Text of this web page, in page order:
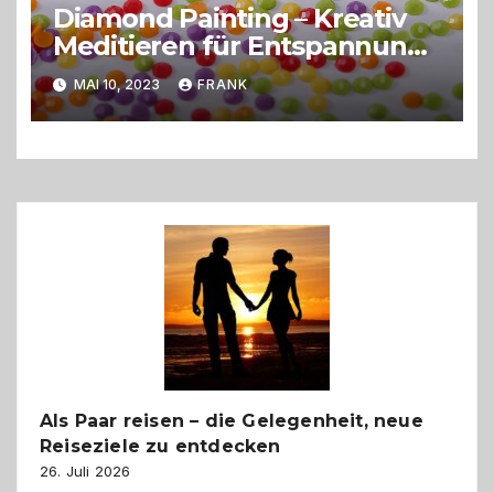
Diamond Painting – Kreativ
Meditieren für Entspannung
und Freude
MAI 10, 2023 FRANK
Als Paar reisen – die Gelegenheit, neue
Reiseziele zu entdecken
26. Juli 2026